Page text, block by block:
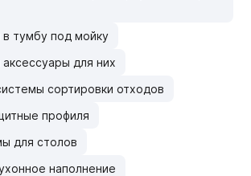
тумбу под мойку
для них
сортировки отходов
профиля
для столов
наполнение